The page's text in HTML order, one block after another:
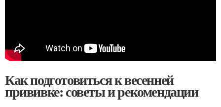
Как подготовиться к весенней
прививке: советы и рекомендации